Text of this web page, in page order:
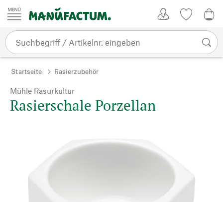
Zum Inhalt springen
Startseite Rasierzubehör
Mühle Rasurkultur
Rasierschale Porzellan